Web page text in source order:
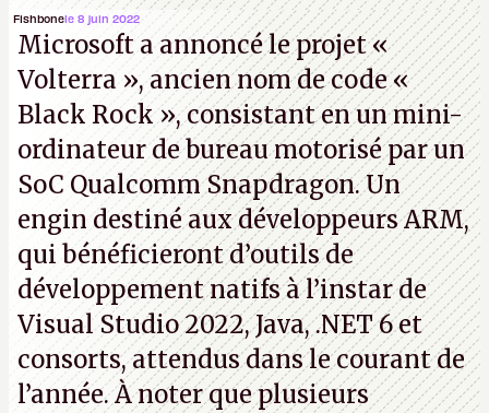
Fishbonele 8 juin 2022
Microsoft a annoncé le projet «
Volterra », ancien nom de code «
Black Rock », consistant en un mini-
ordinateur de bureau motorisé par un
SoC Qualcomm Snapdragon. Un
engin destiné aux développeurs ARM,
qui bénéficieront d’outils de
développement natifs à l’instar de
Visual Studio 2022, Java, .NET 6 et
consorts, attendus dans le courant de
l’année. À noter que plusieurs